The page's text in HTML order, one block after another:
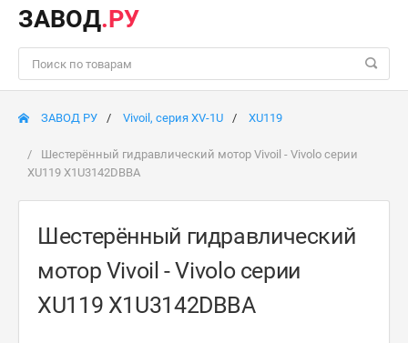
ЗАВОД.РУ
ЗАВОД РУ Vivoil, серия XV-1U XU119
Шестерённый гидравлический мотор Vivoil - Vivolo серии
XU119 X1U3142DBBA
Шестерённый гидравлический
мотор Vivoil - Vivolo серии
XU119 X1U3142DBBA